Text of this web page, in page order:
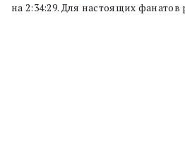
на 2:34:29. Для настоящих фанатов